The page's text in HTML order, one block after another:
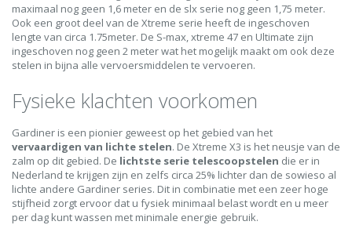
maximaal nog geen 1,6 meter en de slx serie nog geen 1,75 meter.
Ook een groot deel van de Xtreme serie heeft de ingeschoven
lengte van circa 1.75meter. De S-max, xtreme 47 en Ultimate zijn
ingeschoven nog geen 2 meter wat het mogelijk maakt om ook deze
stelen in bijna alle vervoersmiddelen te vervoeren.
Fysieke klachten voorkomen
Gardiner is een pionier geweest op het gebied van het
vervaardigen van lichte stelen. De Xtreme X3 is het neusje van de
zalm op dit gebied. De lichtste serie telescoopstelen die er in
Nederland te krijgen zijn en zelfs circa 25% lichter dan de sowieso al
lichte andere Gardiner series. Dit in combinatie met een zeer hoge
stijfheid zorgt ervoor dat u fysiek minimaal belast wordt en u meer
per dag kunt wassen met minimale energie gebruik.